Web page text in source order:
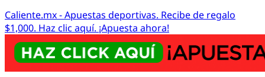
Caliente.mx - Apuestas deportivas. Recibe de regalo
$1,000. Haz clic aquí. ¡Apuesta ahora!